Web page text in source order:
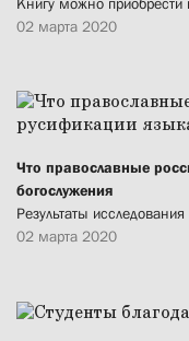
02 марта 2020
Что православные
богослужения
Результаты
02 марта 2020